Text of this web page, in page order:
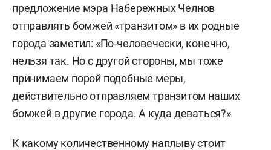
предложение мэра Набережных Челнов
отправлять бомжей «транзитом» в их родные
города заметил: «По-человечески, конечно,
нельзя так. Но с другой стороны, мы тоже
принимаем порой подобные меры,
действительно отправляем транзитом наших
бомжей в другие города. А куда деваться?»
К какому количественному наплыву стоит